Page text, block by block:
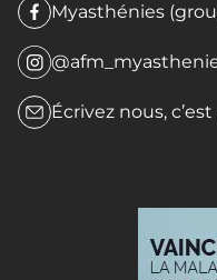
Myasthénies
Écrivez nous,